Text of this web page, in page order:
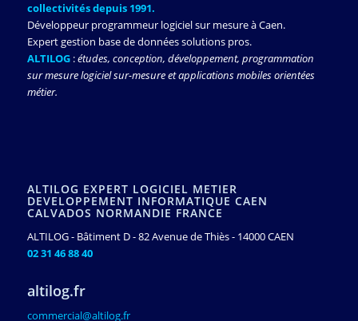
collectivités depuis 1991.
Développeur programmeur logiciel sur mesure à Caen.
Expert gestion base de données solutions pros.
ALTILOG:études, conception, développement, programmation
sur mesure logiciel sur-mesure et applications mobiles orientées
métier.
ALTILOG EXPERT LOGICIEL METIER
DEVELOPPEMENT INFORMATIQUE CAEN
CALVADOS NORMANDIE FRANCE
ALTILOG - Bâtiment D - 82 Avenue de Thiès - 14000 CAEN
02 31 46 88 40
altilog.fr
commercial@altilog.fr